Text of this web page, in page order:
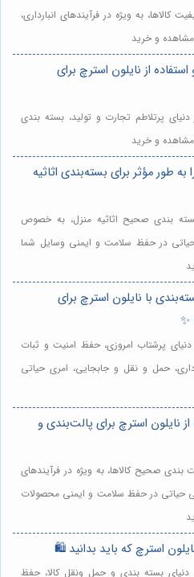
به ویژه در فرآیندهای انبارداری،
و خرید
از نایلون استرچ برای
پرتلاطم تجارت و تولید، بسته بندی
و خرید
به طور مؤثر برای بسته‌بندی اثاثیه
بندی صحیح اثاثیه منزل، به خصوص
در حفظ سلامت و ایمنی وسایل شما
با نایلون استرچ برای
✨
پرشتاب امروزی، حفظ امنیت و ثبات
حمل و نقل و جابجایی، امری حیاتی
نایلون استرچ برای پالت‌بندی و
بندی صحیح کالاها، به ویژه در فرآیندهای
حیاتی در حفظ سلامت و ایمنی محصولات
دنیای بسته بندی و حمل ونقل کالا، حفظ